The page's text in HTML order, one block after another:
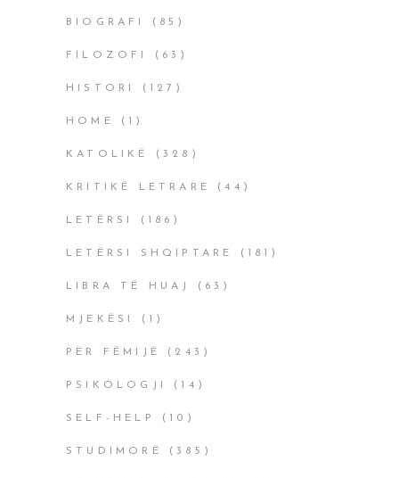
BIOGRAFI (85)
FILOZOFI (63)
HISTORI (127)
HOME (1)
KATOLIKË (328)
KRITIKË LETRARE (44)
LETËRSI (186)
LETËRSI SHQIPTARE (181)
LIBRA TË HUAJ (63)
MJEKËSI (1)
PËR FËMIJË (243)
PSIKOLOGJI (14)
SELF-HELP (10)
STUDIMORË (385)